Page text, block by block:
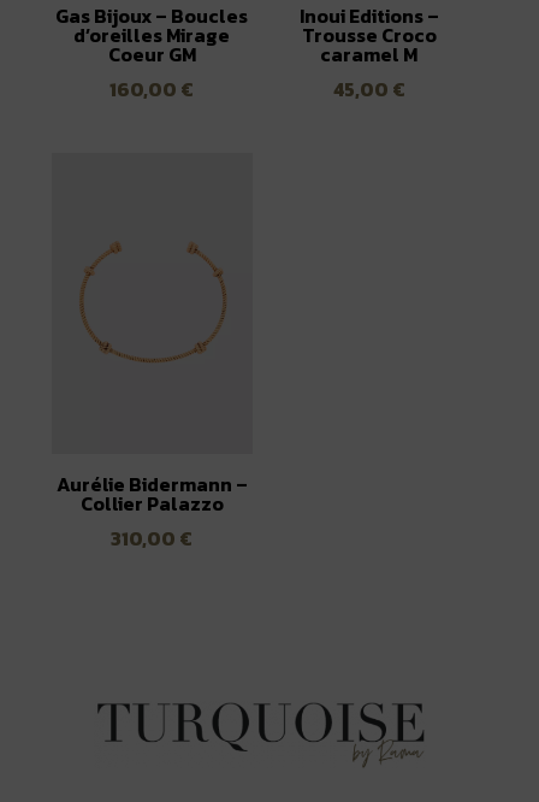
Gas Bijoux – Boucles
d’oreilles Mirage
Coeur GM
160,00 €
Inoui Editions –
Trousse Croco
caramel M
45,00 €
Aurélie Bidermann –
Collier Palazzo
310,00 €